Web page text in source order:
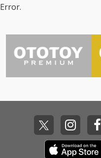
Error.